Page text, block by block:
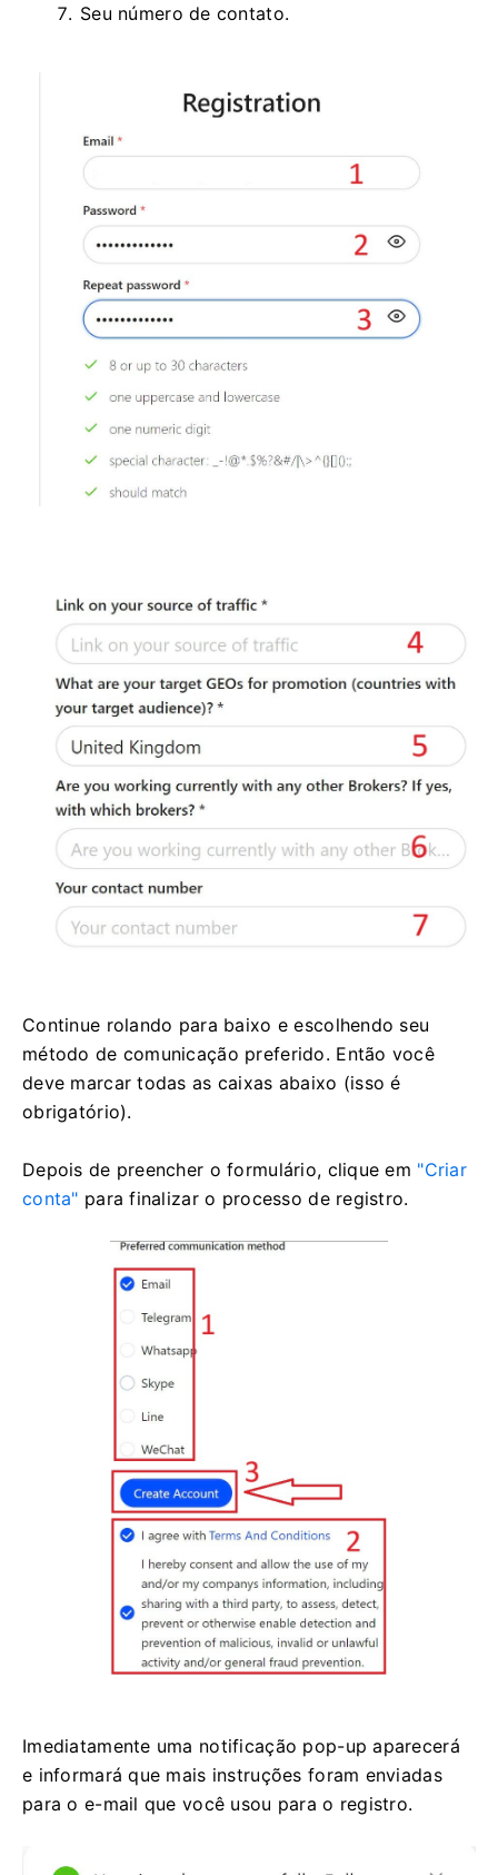
Seu número de contato.
Continue rolando para baixo e escolhendo seu
método de comunicação preferido. Então você
deve marcar todas as caixas abaixo (isso é
obrigatório).
Depois de preencher o formulário, clique em "Criar
conta" para finalizar o processo de registro.
Imediatamente uma notificação pop-up aparecerá
e informará que mais instruções foram enviadas
para o e-mail que você usou para o registro.